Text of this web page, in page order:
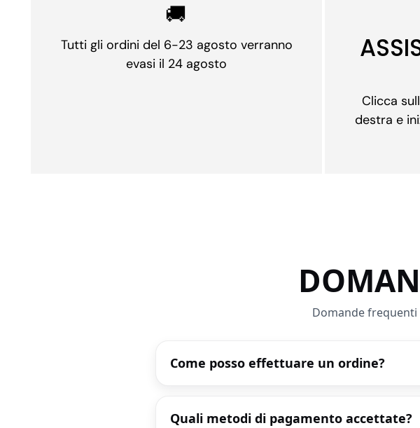
🚚
Tutti gli ordini del 6-23 agosto verranno
evasi il 24 agosto
Clicca
destra e
Domande frequenti
Come posso effettuare un ordine?
Quali metodi di pagamento accettate?